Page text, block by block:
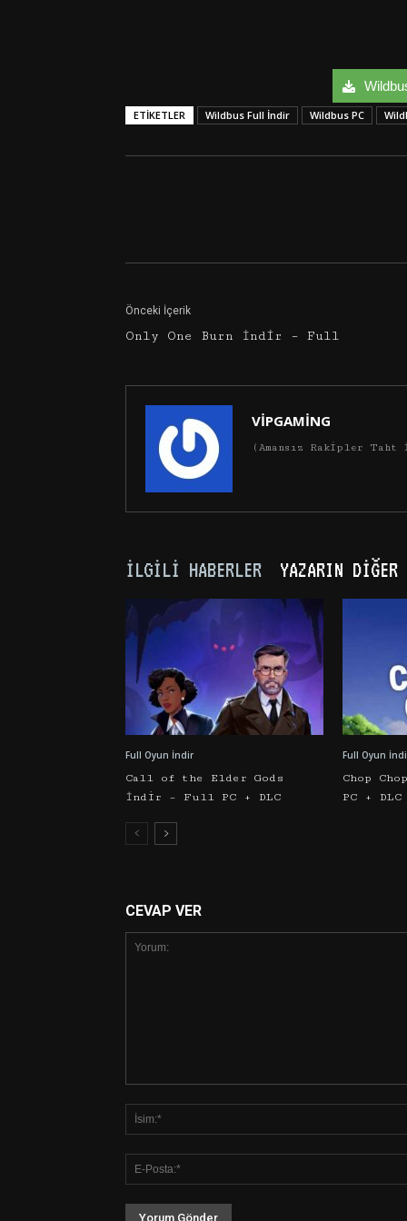
ETIKETLER Wildbus Full İndir Wildbus PC
Önceki İçerik
Only One Burn İndir – Full
VİPGAMİNG
(Amansız Rakipler Taht
İLGILI HABERLER YAZARIN
Full Oyun İndir
Call of the Elder Gods
İndir – Full PC + DLC
Full Oyun
Chop
PC + DLC
CEVAP VER